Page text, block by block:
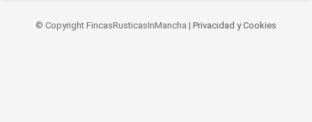
© Copyright FincasRusticasInMancha | Privacidad y Cookies